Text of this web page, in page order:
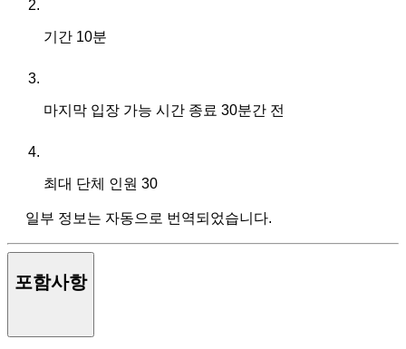
기간 10분
마지막 입장 가능 시간 종료 30분간 전
최대 단체 인원 30
일부 정보는 자동으로 번역되었습니다.
포함사항